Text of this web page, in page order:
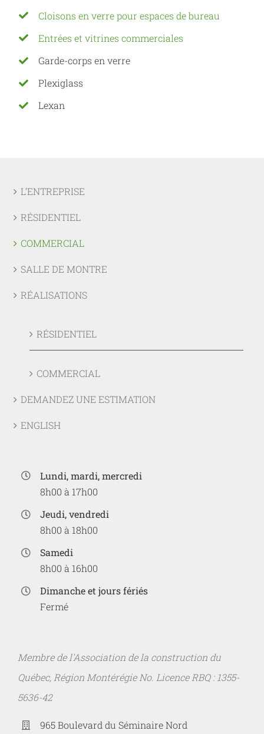
Cloisons en verre pour espaces de bureau
Entrées et vitrines commerciales
Garde-corps en verre
Plexiglass
Lexan
L’ENTREPRISE
RÉSIDENTIEL
COMMERCIAL
SALLE DE MONTRE
RÉALISATIONS
RÉSIDENTIEL
COMMERCIAL
DEMANDEZ UNE ESTIMATION
ENGLISH
Lundi, mardi, mercredi
8h00 à 17h00
Jeudi, vendredi
8h00 à 18h00
Samedi
8h00 à 16h00
Dimanche et jours fériés
Fermé
Membre de l'Association de la construction du
Québec, Région Montérégie No. Licence RBQ : 1355-
5636-42
965 Boulevard du Séminaire Nord